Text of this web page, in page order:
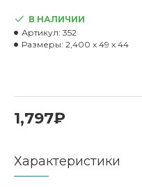
1,797₽
В НАЛИЧИИ
Артикул: 352
Размеры: 2,400 x 49 x 44
Характеристики